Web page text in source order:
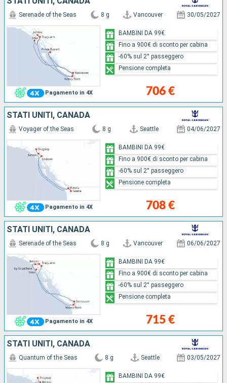
Pagamento in 4X
Serenade of the Seas 8 g Vancouver 30/05/2027
706 €
BAMBINI DA 99€
Fino a 900€ di sconto per cabina
-60% sul 2° passeggero
Pensione completa
STATI UNITI, CANADA
Pagamento in 4X
Voyager of the Seas 8 g Seattle 04/06/2027
708 €
BAMBINI DA 99€
Fino a 900€ di sconto per cabina
-60% sul 2° passeggero
Pensione completa
STATI UNITI, CANADA
Pagamento in 4X
Serenade of the Seas 8 g Vancouver 06/06/2027
715 €
BAMBINI DA 99€
Fino a 900€ di sconto per cabina
-60% sul 2° passeggero
Pensione completa
STATI UNITI, CANADA
Quantum of the Seas 8 g Seattle 03/05/2027
BAMBINI DA 99€